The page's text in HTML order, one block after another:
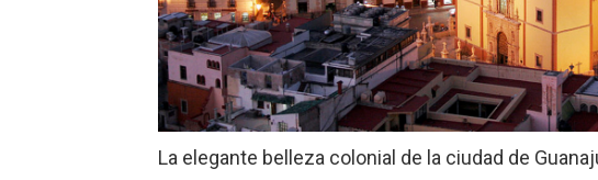
La elegante belleza colonial de la ciudad de